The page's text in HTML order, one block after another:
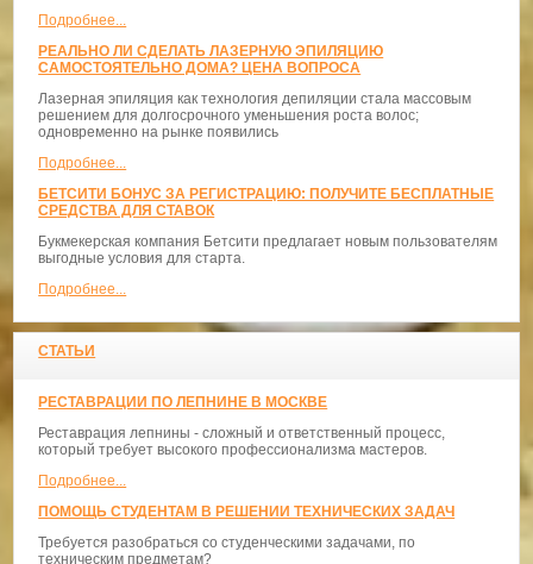
Подробнее...
РЕАЛЬНО ЛИ СДЕЛАТЬ ЛАЗЕРНУЮ ЭПИЛЯЦИЮ
САМОСТОЯТЕЛЬНО ДОМА? ЦЕНА ВОПРОСА
Лазерная эпиляция как технология депиляции стала массовым
решением для долгосрочного уменьшения роста волос;
одновременно на рынке появились
Подробнее...
БЕТСИТИ БОНУС ЗА РЕГИСТРАЦИЮ: ПОЛУЧИТЕ БЕСПЛАТНЫЕ
СРЕДСТВА ДЛЯ СТАВОК
Букмекерская компания Бетсити предлагает новым пользователям
выгодные условия для старта.
Подробнее...
СТАТЬИ
РЕСТАВРАЦИИ ПО ЛЕПНИНЕ В МОСКВЕ
Реставрация лепнины - сложный и ответственный процесс,
который требует высокого профессионализма мастеров.
Подробнее...
ПОМОЩЬ СТУДЕНТАМ В РЕШЕНИИ ТЕХНИЧЕСКИХ ЗАДАЧ
Требуется разобраться со студенческими задачами, по
техническим предметам?